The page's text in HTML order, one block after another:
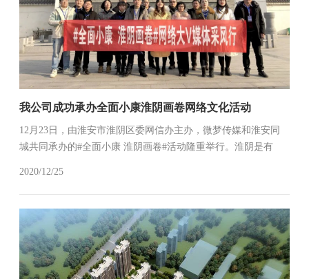
我公司成功承办全面小康淮阴画卷网络文化活动
12月23日，由淮安市淮阴区委网信办主办，微梦传媒和淮安同
城共同承办的#全面小康 淮阴画卷#活动隆重举行。淮阴是有
淮阴区坚持生态优...
2020/12/25